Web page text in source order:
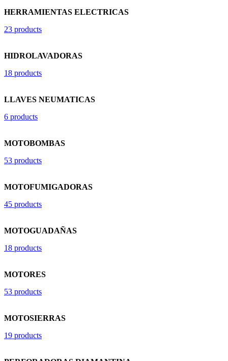
HERRAMIENTAS ELECTRICAS
23 products
HIDROLAVADORAS
18 products
LLAVES NEUMATICAS
6 products
MOTOBOMBAS
53 products
MOTOFUMIGADORAS
45 products
MOTOGUADAÑAS
18 products
MOTORES
53 products
MOTOSIERRAS
19 products